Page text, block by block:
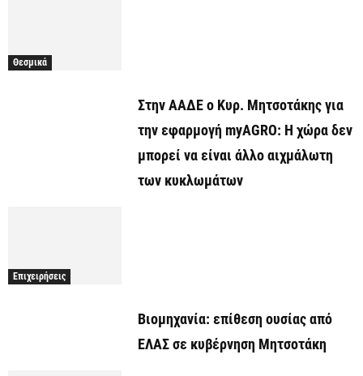
Θεσμικά
Στην ΑΑΔΕ ο Κυρ. Μητσοτάκης για
την εφαρμογή myAGRO: Η χώρα δεν
μπορεί να είναι άλλο αιχμάλωτη
των κυκλωμάτων
Επιχειρήσεις
Βιομηχανία: επίθεση ουσίας από
ΕΛΑΣ σε κυβέρνηση Μητσοτάκη